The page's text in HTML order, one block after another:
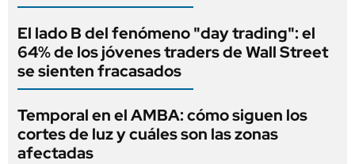
El lado B del fenómeno "day trading": el
64% de los jóvenes traders de Wall Street
se sienten fracasados
Temporal en el AMBA: cómo siguen los
cortes de luz y cuáles son las zonas
afectadas